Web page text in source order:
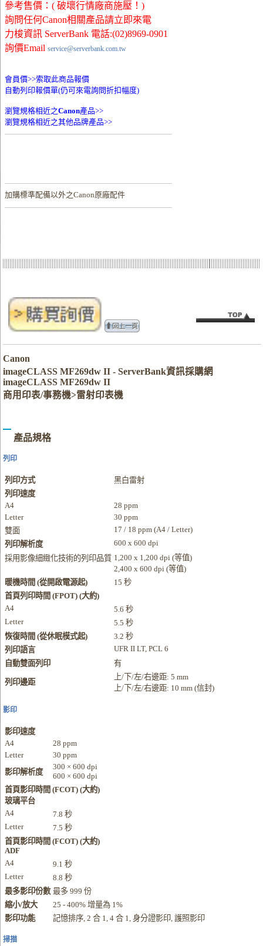
參考售價：( 破壞行情廠商施壓！)
詢問任何Canon相關產品請立即來電
力梭資訊 ServerBank 電話:(02)8969-0901
詢價Email service@serverbank.com.tw
會員價>>索取此商品報價
自動列印報價單(仍可來電詢問折扣幅度)
瀏覽規格相近之Canon產品>>
瀏覽規格相近之其他品牌產品>>
加購標準配備以外之Canon原廠配件
Canon
imageCLASS MF269dw II - ServerBank資訊採購網
imageCLASS MF269dw II
商用印表/事務機>雷射印表機
產品規格
列印
列印方式
黑白雷射
列印速度
A4
28 ppm
Letter
30 ppm
雙面
17 / 18 ppm (A4 / Letter)
列印解析度
600 x 600 dpi
採用影像細緻化技術的列印品質 1,200 x 1,200 dpi (等值)
2,400 x 600 dpi (等值)
暖機時間 (從開啟電源起)
15 秒
首頁列印時間 (FPOT) (大約)
A4
5.6 秒
Letter
5.5 秒
恢復時間 (從休眠模式起)
3.2 秒
列印語言
UFR II LT, PCL 6
自動雙面列印
有
列印邊距
上/下/左/右邊距: 5 mm
上/下/左/右邊距: 10 mm (信封)
影印
影印速度
A4
28 ppm
Letter
30 ppm
影印解析度
300 × 600 dpi
600 × 600 dpi
首頁影印時間 (FCOT) (大約)
玻璃平台
A4
7.8 秒
Letter
7.5 秒
首頁影印時間 (FCOT) (大約)
ADF
A4
9.1 秒
Letter
8.8 秒
最多影印份數 最多 999 份
縮小/放大
25 - 400% 增量為 1%
影印功能
記憶排序, 2 合 1, 4 合 1, 身分證影印, 護照影印
掃描